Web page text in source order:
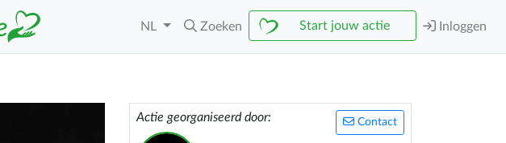
NL Zoeken Start jouw actie Inloggen
Contact
Actie georganiseerd door: